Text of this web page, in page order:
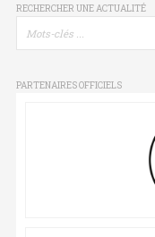
RECHERCHER UNE ACTUALITÉ
PARTENAIRES OFFICIELS